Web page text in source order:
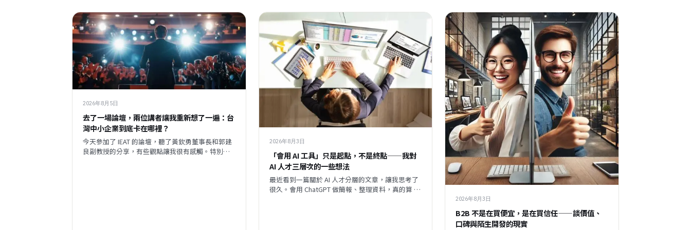
2026年8月5日
去了一場論壇，兩位講者讓我重新想了一遍：台
灣中小企業到底卡在哪裡？
今天參加了 IEAT 的論壇，聽了黃欽勇董事長和郭建
良副教授的分享，有些觀點讓我很有感觸。特別是
2026年8月3日
「會用 AI 工具」只是起點，不是終點——我對
AI 人才三層次的一些想法
最近看到一篇關於 AI 人才分層的文章，讓我思考了
很久。會用 ChatGPT 做簡報、整理資料，真的算 AI
2026年8月3日
B2B 不是在買便宜，是在買信任——談價值、
口碑與陌生開發的現實